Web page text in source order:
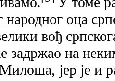
народног оца
вођ
задржао на
јер је и